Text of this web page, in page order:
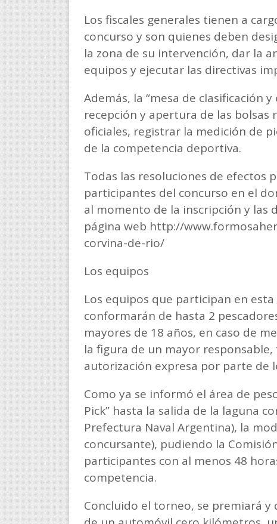
Los fiscales generales tienen a
concurso y son quienes deben
la zona de su intervención, dar la
equipos y ejecutar las directivas
Además, la “mesa de clasificación
recepción y apertura de las
oficiales, registrar la medición de
de la competencia deportiva.
Todas las resoluciones de efectos
participantes del concurso en el
al momento de la inscripción y las
página web http://
corvina-de-rio/
Los equipos
Los equipos que participan en
conformarán de hasta 2
mayores de 18 años, en caso de
la figura de un mayor
autorización expresa por parte de
Como ya se informó el área de
Pick” hasta la salida de la laguna
Prefectura Naval Argentina), la
concursante), pudiendo la
participantes con al menos 48
competencia.
Concluido el torneo, se premiará